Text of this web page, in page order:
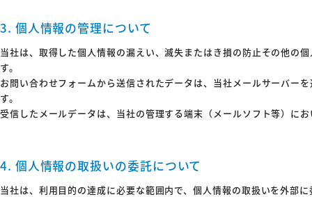
3. 個人情報の管理について
当社は、取得した個人情報の漏えい、滅失またはき損の防止その他の
す。
お問い合わせフォームから送信されたデータは、当社メールサーバー
す。
受信したメールデータは、当社の管理する端末（メールソフト等）に
4. 個人情報の取扱いの委託について
当社は、利用目的の達成に必要な範囲内で、個人情報の取扱いを外部